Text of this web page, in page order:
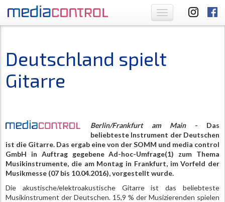
Toggle
navigation
Deutschland spielt
Gitarre
Berlin/Frankfurt am Main- Das
beliebteste Instrument der Deutschen
ist die Gitarre. Das ergab eine von der SOMM und media control
GmbH in Auftrag gegebene Ad-hoc-Umfrage(1) zum Thema
Musikinstrumente, die am Montag in Frankfurt, im Vorfeld der
Musikmesse (07 bis 10.04.2016), vorgestellt wurde.
Die akustische/elektroakustische Gitarre ist das beliebteste
Musikinstrument der Deutschen. 15,9 % der Musizierenden spielen